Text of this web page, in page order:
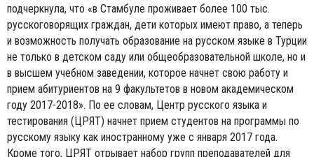
подчеркнула, что «в Стамбуле проживает более 100 тыс.
русскоговорящих граждан, дети которых имеют право, а теперь
и возможность получать образование на русском языке в Турции
не только в детском саду или общеобразовательной школе, но и
в высшем учебном заведении, которое начнет свою работу и
прием абитуриентов на 9 факультетов в новом академическом
году 2017-2018». По ее словам, Центр русского языка и
тестирования (ЦРЯТ) начнет прием студентов на программы по
русскому языку как иностранному уже с января 2017 года.
Кроме того, ЦРЯТ отрывает набор групп преподавателей для